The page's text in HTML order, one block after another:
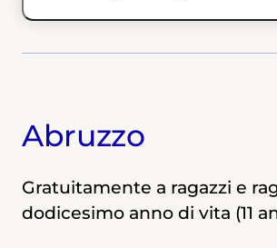
Abruzzo
Gratuitamente a ragazzi e
dodicesimo anno di vita (11